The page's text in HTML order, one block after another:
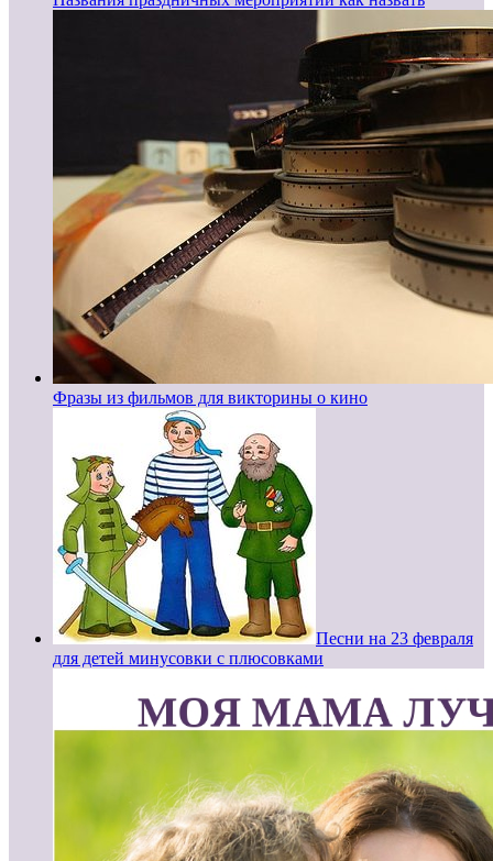
Фразы из фильмов для викторины о кино
Песни на 23 февраля
для детей минусовки с плюсовками